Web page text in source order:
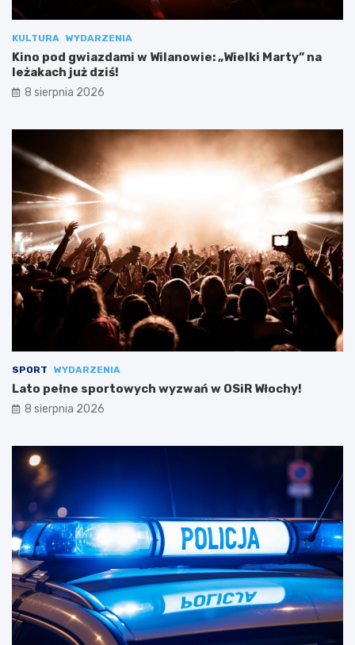
KULTURA WYDARZENIA
Kino pod gwiazdami w Wilanowie: „Wielki Marty” na
leżakach już dziś!
8 sierpnia 2026
SPORT WYDARZENIA
Lato pełne sportowych wyzwań w OSiR Włochy!
8 sierpnia 2026